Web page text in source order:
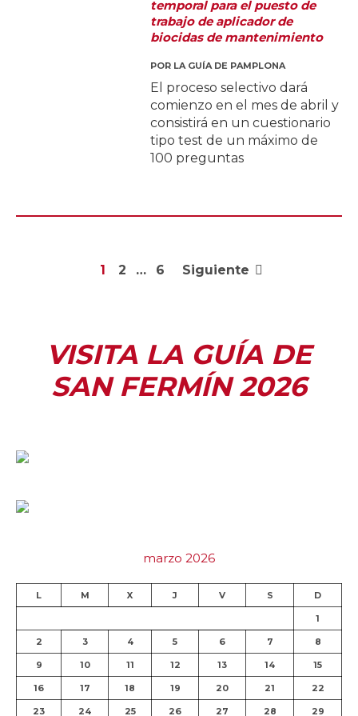
temporal para el puesto de
trabajo de aplicador de
biocidas de mantenimiento
POR LA GUÍA DE PAMPLONA
El proceso selectivo dará
comienzo en el mes de abril y
consistirá en un cuestionario
tipo test de un máximo de
100 preguntas
1 2 … 6 Siguiente
VISITA LA GUÍA DE
SAN FERMÍN 2026
marzo 2026
L M X J V S D
1
2 3 4 5 6 7 8
9 10 11 12 13 14 15
16 17 18 19 20 21 22
23 24 25 26 27 28 29